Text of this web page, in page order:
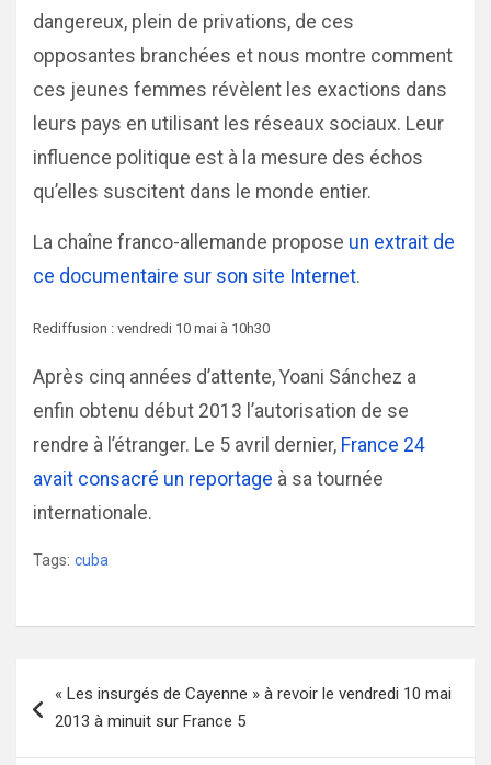
dangereux, plein de privations, de ces
opposantes branchées et nous montre comment
ces jeunes femmes révèlent les exactions dans
leurs pays en utilisant les réseaux sociaux. Leur
influence politique est à la mesure des échos
qu’elles suscitent dans le monde entier.
La chaîne franco-allemande propose un extrait de
ce documentaire sur son site Internet.
Rediffusion : vendredi 10 mai à 10h30
Après cinq années d’attente, Yoani Sánchez a
enfin obtenu début 2013 l’autorisation de se
rendre à l’étranger. Le 5 avril dernier, France 24
avait consacré un reportage à sa tournée
internationale.
Tags: cuba
de
« Les insurgés de Cayenne » à revoir le vendredi 10 mai
2013 à minuit sur France 5